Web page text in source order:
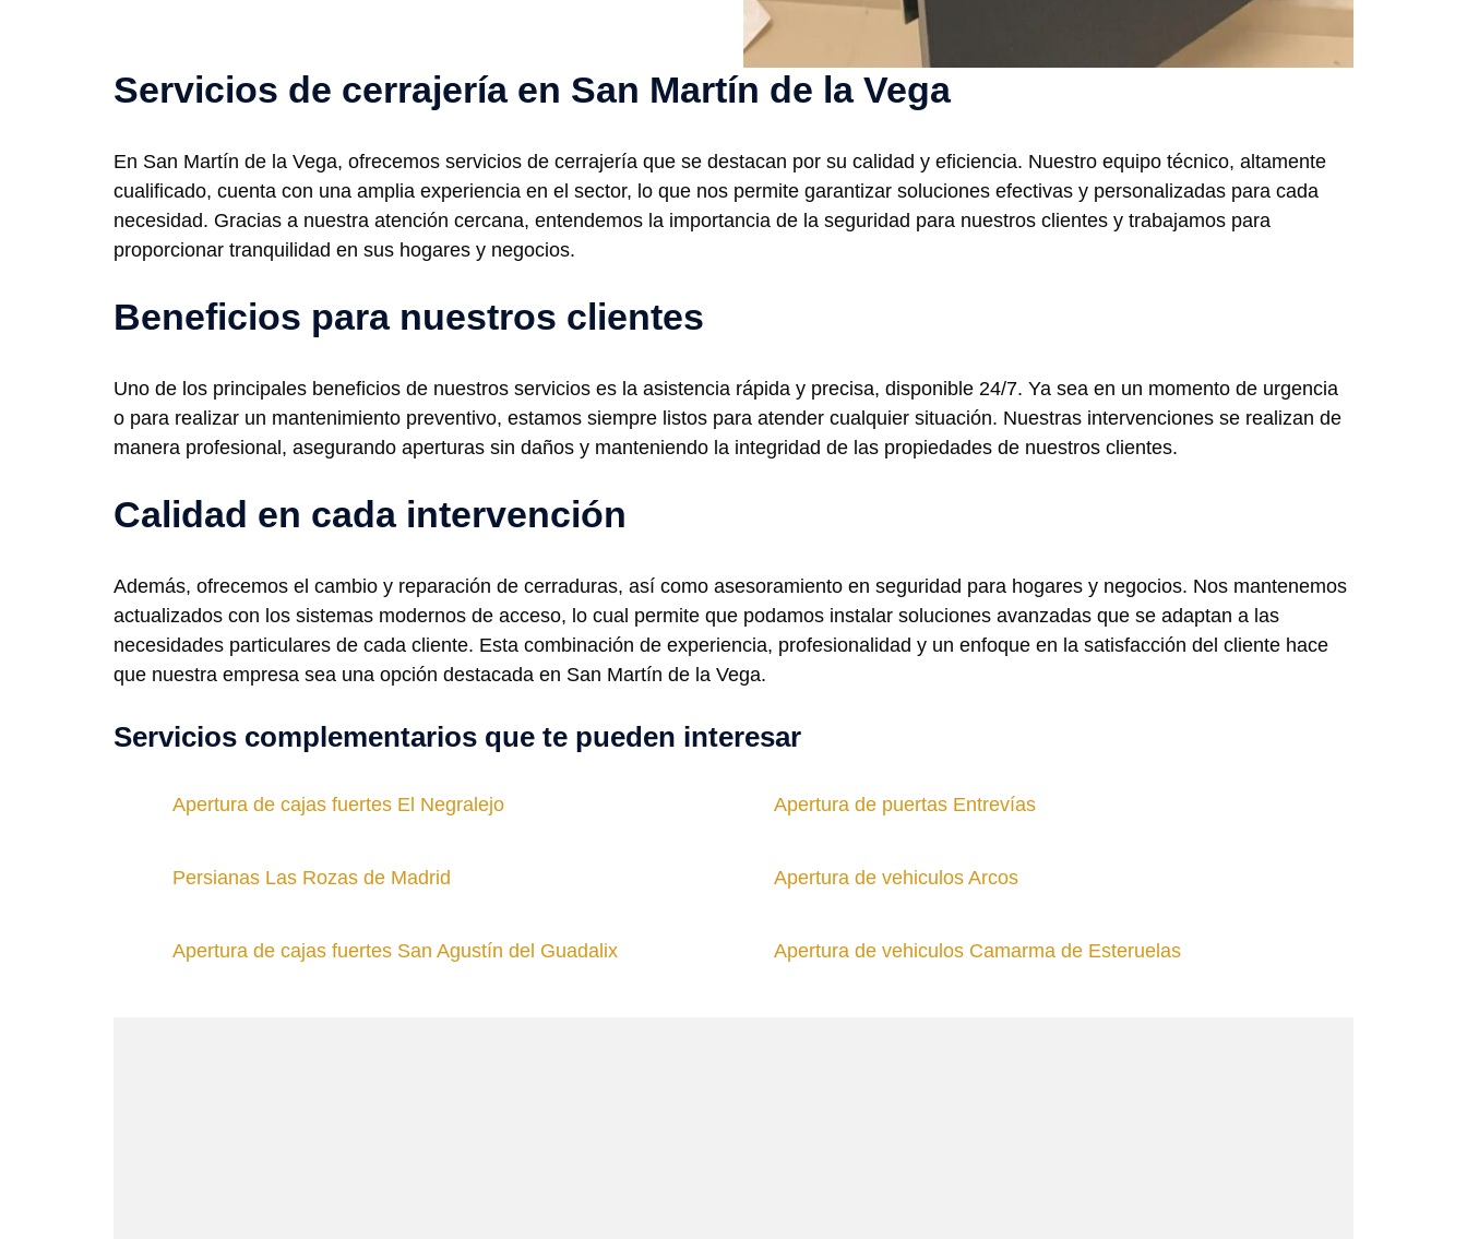
Servicios de cerrajería en San Martín de la Vega
En San Martín de la Vega, ofrecemos servicios de cerrajería que se destacan por su calidad y eficiencia. Nuestro equipo técnico, altamente
cualificado, cuenta con una amplia experiencia en el sector, lo que nos permite garantizar soluciones efectivas y personalizadas para cada
necesidad. Gracias a nuestra atención cercana, entendemos la importancia de la seguridad para nuestros clientes y trabajamos para
proporcionar tranquilidad en sus hogares y negocios.
Beneficios para nuestros clientes
Uno de los principales beneficios de nuestros servicios es la asistencia rápida y precisa, disponible 24/7. Ya sea en un momento de urgencia
o para realizar un mantenimiento preventivo, estamos siempre listos para atender cualquier situación. Nuestras intervenciones se realizan de
manera profesional, asegurando aperturas sin daños y manteniendo la integridad de las propiedades de nuestros clientes.
Calidad en cada intervención
Además, ofrecemos el cambio y reparación de cerraduras, así como asesoramiento en seguridad para hogares y negocios. Nos mantenemos
actualizados con los sistemas modernos de acceso, lo cual permite que podamos instalar soluciones avanzadas que se adaptan a las
necesidades particulares de cada cliente. Esta combinación de experiencia, profesionalidad y un enfoque en la satisfacción del cliente hace
que nuestra empresa sea una opción destacada en San Martín de la Vega.
Servicios complementarios que te pueden interesar
Apertura de cajas fuertes El Negralejo Apertura de puertas Entrevías
Persianas Las Rozas de Madrid Apertura de vehiculos Arcos
Apertura de cajas fuertes San Agustín del Guadalix Apertura de vehiculos Camarma de Esteruelas